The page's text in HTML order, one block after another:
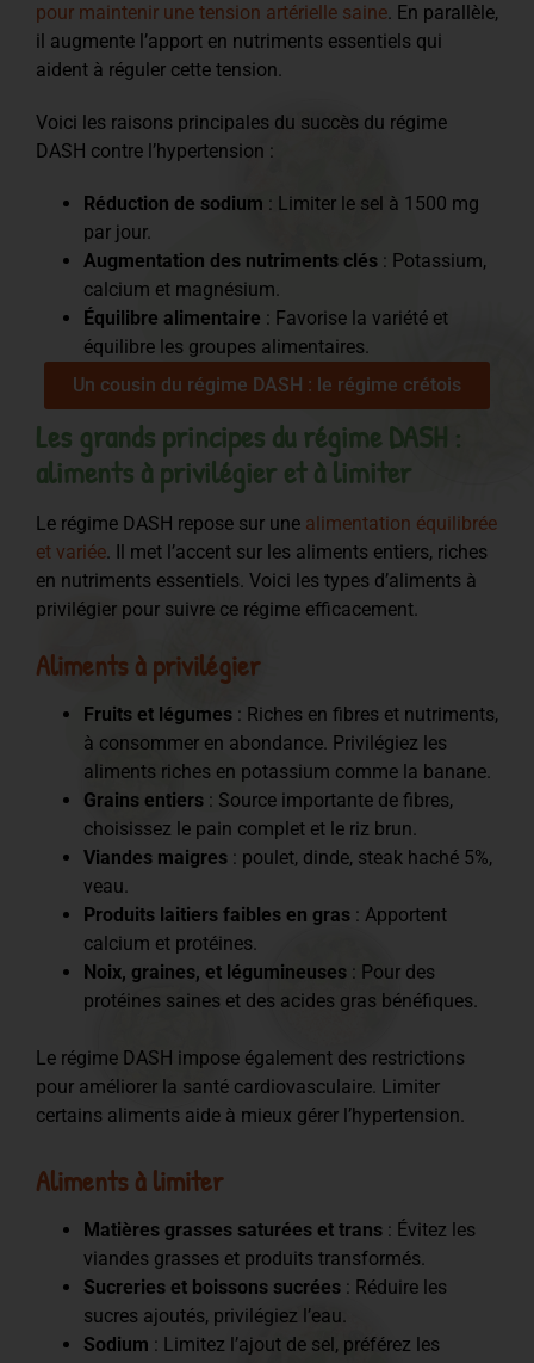
pour maintenir une tension artérielle saine. En parallèle,
il augmente l’apport en nutriments essentiels qui
aident à réguler cette tension.
Voici les raisons principales du succès du régime
DASH contre l’hypertension :
Réduction de sodium : Limiter le sel à 1500 mg
par jour.
Augmentation des nutriments clés : Potassium,
calcium et magnésium.
Équilibre alimentaire : Favorise la variété et
équilibre les groupes alimentaires.
Un cousin du régime DASH : le régime crétois
Les grands principes du régime DASH :
aliments à privilégier et à limiter
Le régime DASH repose sur une alimentation équilibrée
et variée. Il met l’accent sur les aliments entiers, riches
en nutriments essentiels. Voici les types d’aliments à
privilégier pour suivre ce régime efficacement.
Aliments à privilégier
Fruits et légumes : Riches en fibres et nutriments,
à consommer en abondance. Privilégiez les
aliments riches en potassium comme la banane.
Grains entiers : Source importante de fibres,
choisissez le pain complet et le riz brun.
Viandes maigres : poulet, dinde, steak haché 5%,
veau.
Produits laitiers faibles en gras : Apportent
calcium et protéines.
Noix, graines, et légumineuses : Pour des
protéines saines et des acides gras bénéfiques.
Le régime DASH impose également des restrictions
pour améliorer la santé cardiovasculaire. Limiter
certains aliments aide à mieux gérer l’hypertension.
Aliments à limiter
Matières grasses saturées et trans : Évitez les
viandes grasses et produits transformés.
Sucreries et boissons sucrées : Réduire les
sucres ajoutés, privilégiez l’eau.
Sodium : Limitez l’ajout de sel, préférez les